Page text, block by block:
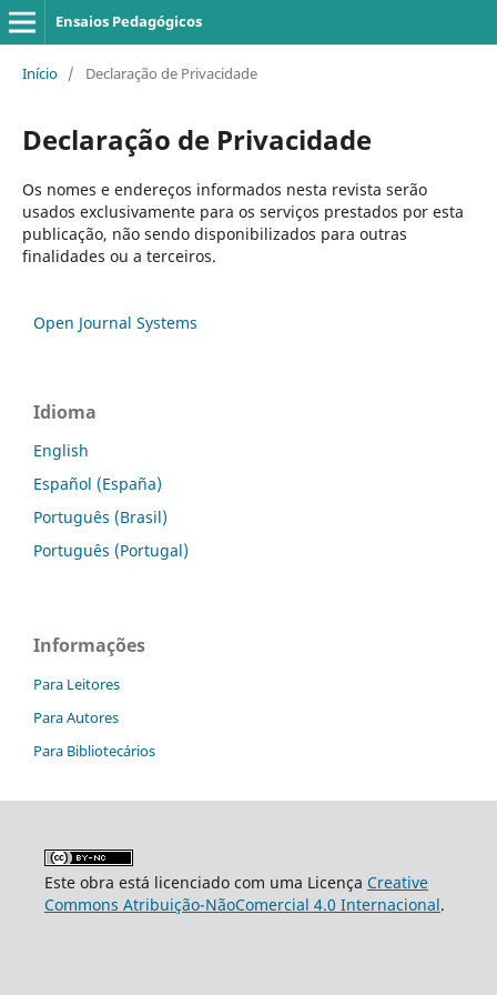
Ensaios Pedagógicos
Início / Declaração de Privacidade
Declaração de Privacidade
Os nomes e endereços informados nesta revista serão
usados exclusivamente para os serviços prestados por esta
publicação, não sendo disponibilizados para outras
finalidades ou a terceiros.
Open Journal Systems
Idioma
English
Español (España)
Português (Brasil)
Português (Portugal)
Informações
Para Leitores
Para Autores
Para Bibliotecários
Este obra está licenciado com uma Licença Creative
Commons Atribuição-NãoComercial 4.0 Internacional.